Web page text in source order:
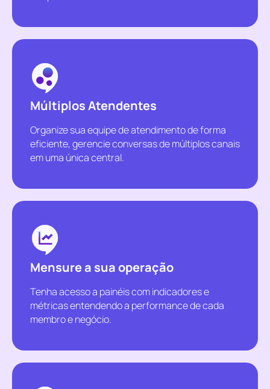
Múltiplos Atendentes
Organize sua equipe de atendimento de forma
eficiente, gerencie conversas de múltiplos canais
em uma única central.
Mensure a sua operação
Tenha acesso a painéis com indicadores e
métricas entendendo a performance de cada
membro e negócio.